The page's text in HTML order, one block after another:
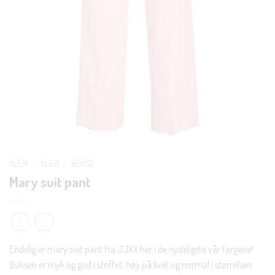
Mary suit pant
Endelig er mary suit pant fra JJXX her i de nydeligste vår fargene!
Buksen er myk og god i stoffet, høy på livet og normal i størrelsen